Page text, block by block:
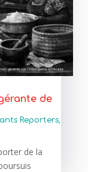
de
Reporters,
de la